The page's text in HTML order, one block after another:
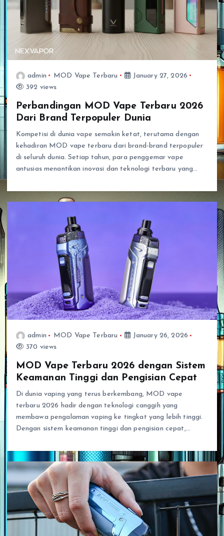
admin MOD Vape Terbaru
January 27, 2026
392 views
Perbandingan MOD Vape Terbaru 2026
Dari Brand Terpopuler Dunia
Kompetisi di dunia vape semakin ketat, terutama dengan
kehadiran MOD vape terbaru dari brand-brand terpopuler
di seluruh dunia. Setiap tahun, para penggemar vape
antusias menantikan inovasi dan teknologi terbaru yang…
admin MOD Vape Terbaru
January 26, 2026
370 views
MOD Vape Terbaru 2026 dengan Sistem
Keamanan Tinggi dan Pengisian Cepat
Di dunia vaping yang terus berkembang, MOD vape
terbaru 2026 hadir dengan teknologi canggih yang
membawa pengalaman vaping ke tingkat yang lebih tinggi.
Dengan sistem keamanan tinggi dan pengisian cepat,…